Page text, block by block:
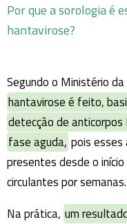
Por que a sorologia é
hantavirose?
Segundo o Ministério da
hantavirose é feito,
detecção de
fase aguda, pois
presentes desde o
circulantes por semanas.
Na prática, um